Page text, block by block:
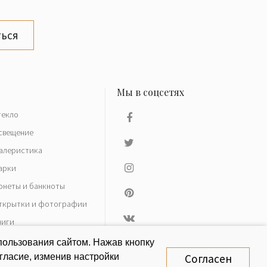
и банкноты
и фотографии
сайтом. Нажав кнопку
изменив настройки
Согласен